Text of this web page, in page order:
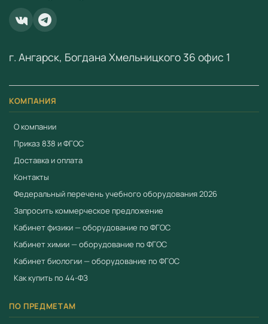
ООО «Учебный Стандарт» — поставщик
образовательного оборудования по ФГОС с 2018 года.
ИНН 3801158281.
КОМПАНИЯ
О компании
Приказ 838 и ФГОС
Доставка и оплата
Контакты
Федеральный перечень учебного оборудования 2026
Запросить коммерческое предложение
Кабинет физики — оборудование по ФГОС
Кабинет химии — оборудование по ФГОС
Кабинет биологии — оборудование по ФГОС
Как купить по 44-ФЗ
ПО ПРЕДМЕТАМ
г. Ангарск, Богдана Хмельницкого 36 офис 1